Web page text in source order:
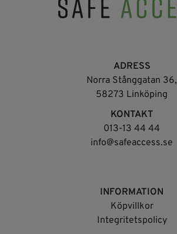
ADRESS
Norra Stånggatan 36,
58273 Linköping
KONTAKT
013-13 44 44
info@safeaccess.se
INFORMATION
Köpvillkor
Integritetspolicy